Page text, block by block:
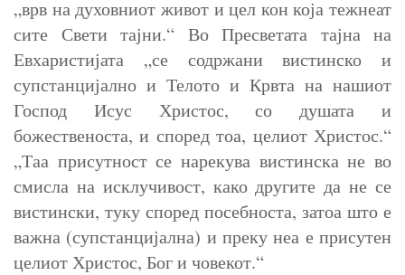
„врв на духовниот живот и цел кон која тежнеат
сите Свети тајни.“ Во Пресветата тајна на
Евхаристијата „се содржани вистинско и
супстанцијално и Телото и Крвта на нашиот
Господ Исус Христос, со душата и
божественоста, и според тоа, целиот Христос.“
„Таа присутност се нарекува вистинска не во
смисла на исклучивост, како другите да не се
вистински, туку според посебноста, затоа што е
важна (супстанцијална) и преку неа е присутен
целиот Христос, Бог и човекот.“